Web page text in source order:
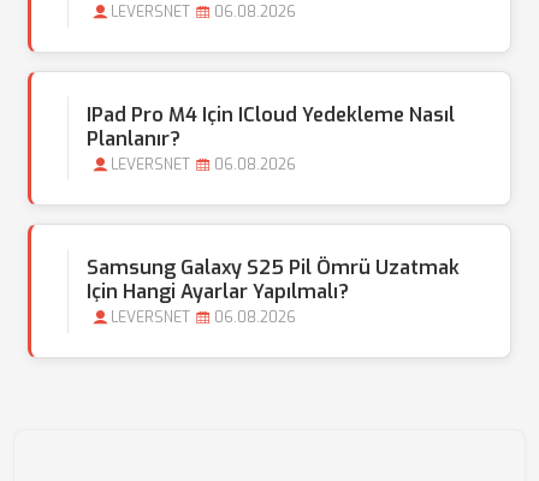
LEVERSNET 06.08.2026
IPad Pro M4 Için ICloud Yedekleme Nasıl
Planlanır?
LEVERSNET 06.08.2026
Samsung Galaxy S25 Pil Ömrü Uzatmak
Için Hangi Ayarlar Yapılmalı?
LEVERSNET 06.08.2026